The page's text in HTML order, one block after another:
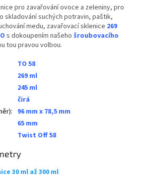
pro zavařování ovoce a zeleniny, pro
skladování suchých potravin, paštik,
medu, zavařovací sklenice 269
s dokoupením našeho šroubovacího
tou pravou volbou.
TO 58
269 ml
245 ml
čirá
: 96 mm x 78,5 mm
65 mm
Twist Off 58
30 ml až 300 ml